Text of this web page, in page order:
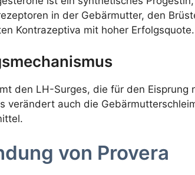
in der Gebärmutter, den
Kontrazeptiva mit hoher Erfolgsquote.
den LH-Surges, die für den
verändert auch die
von Provera